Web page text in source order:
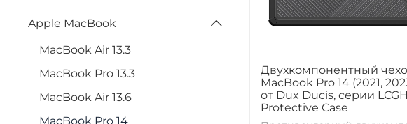
Двухкомпонентный
MacBook Pro 14 (2021,
от Dux Ducis, серии
Protective Case
Apple MacBook
MacBook Air 13.3
MacBook Pro 13.3
MacBook Air 13.6
MacBook Pro 14